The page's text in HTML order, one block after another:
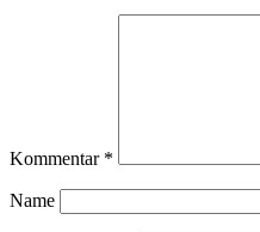
Kommentar *
Name